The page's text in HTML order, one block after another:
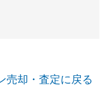
売却・査定に戻る